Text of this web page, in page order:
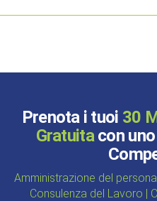
Prenota i tuoi 30
Gratuitacon
Amministrazione del
Consulenza del Lavoro |